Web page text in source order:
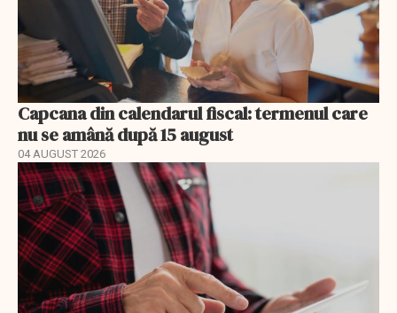
Capcana din calendarul fiscal: termenul care
nu se amână după 15 august
04 AUGUST 2026